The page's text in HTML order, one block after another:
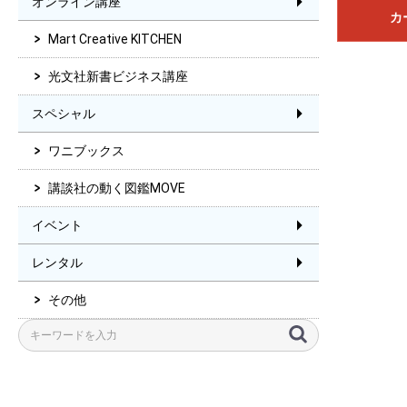
Mart Creative KITCHEN
光文社新書ビジネス講座
スペシャル
ワニブックス
講談社の動く図鑑MOVE
イベント
レンタル
その他
カ